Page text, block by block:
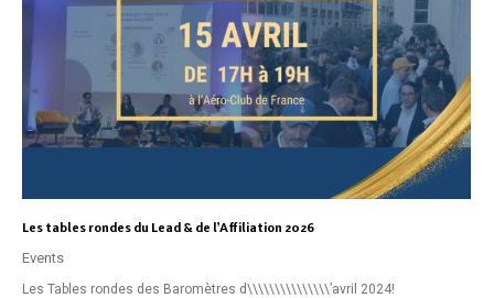
Les tables rondes du Lead & de l’Affiliation 2026
Events
Les Tables rondes des Baromètres d\\\\\\\\\\\\\\\’avril 2024!